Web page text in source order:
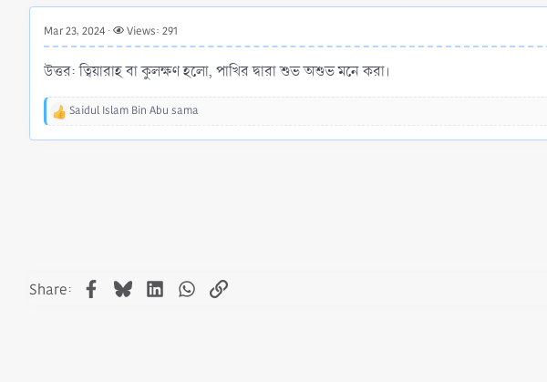
r
t
e
r
Mar 23, 2024 Views: 291
উত্তর: ত্বিয়ারাহ বা কুলক্ষণ হলো, পাখির দ্বারা শুভ অশুভ মনে করা।
R
Saidul Islam Bin Abu sama
Share: Facebook
BlueskyLinkedInWhatsApp
Link